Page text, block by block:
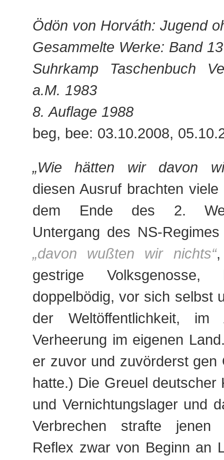
Ödön von Horváth: Jugend
Gesammelte Werke: Band 13
Suhrkamp Taschenbuch
a.M. 1983
8. Auflage 1988
beg, bee: 03.10.2008,
„Wie hätten wir davon
diesen Ausruf brachten
dem Ende des 2.
Untergang des NS-
„davon wußten wir nichts“,
gestrige Volksgenosse,
doppelbödig, vor sich selbst
der Weltöffentlichkeit, im
Verheerung im eigenen
er zuvor und zuvörderst gen
hatte.) Die Greuel deutscher
und Vernichtungslager und
Verbrechen strafte jenen
Reflex zwar von Beginn an